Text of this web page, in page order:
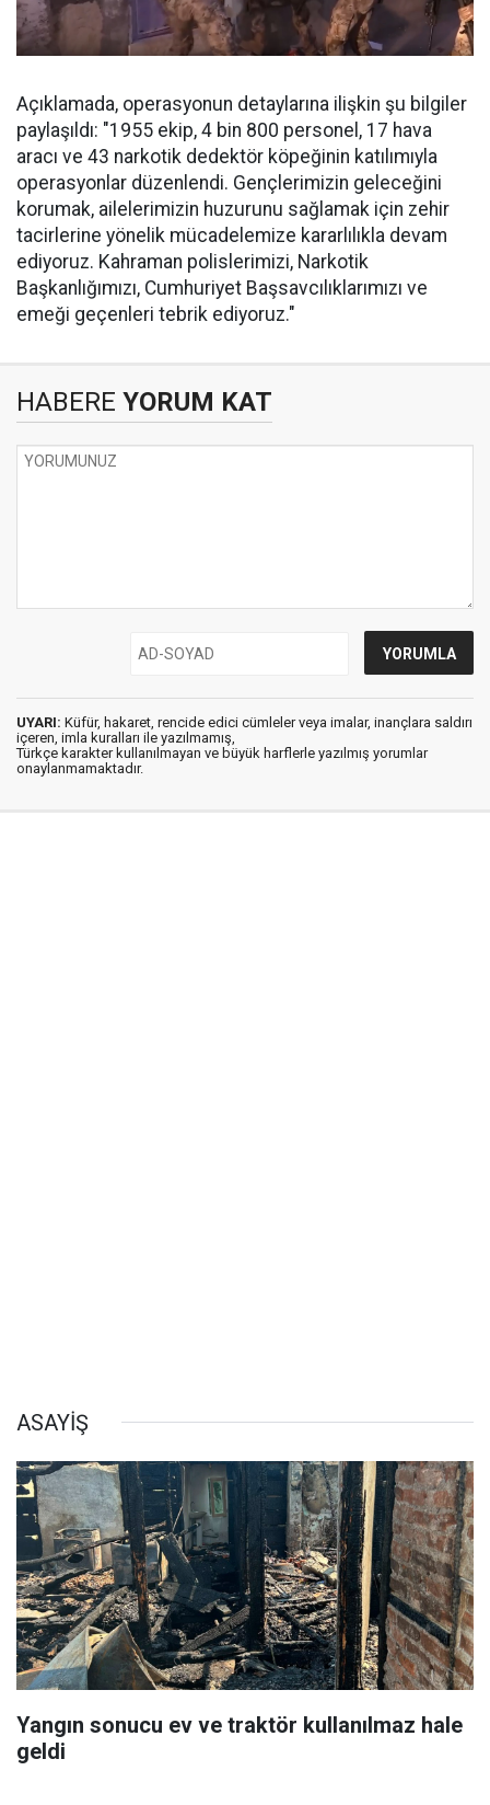
Açıklamada, operasyonun detaylarına ilişkin şu bilgiler
paylaşıldı: "1955 ekip, 4 bin 800 personel, 17 hava
aracı ve 43 narkotik dedektör köpeğinin katılımıyla
operasyonlar düzenlendi. Gençlerimizin geleceğini
korumak, ailelerimizin huzurunu sağlamak için zehir
tacirlerine yönelik mücadelemize kararlılıkla devam
ediyoruz. Kahraman polislerimizi, Narkotik
Başkanlığımızı, Cumhuriyet Başsavcılıklarımızı ve
emeği geçenleri tebrik ediyoruz."
HABERE YORUM KAT
UYARI: Küfür, hakaret, rencide edici cümleler veya imalar, inançlara saldırı
içeren, imla kuralları ile yazılmamış,
Türkçe karakter kullanılmayan ve büyük harflerle yazılmış yorumlar
onaylanmamaktadır.
ASAYİŞ
Yangın sonucu ev ve traktör kullanılmaz hale
geldi